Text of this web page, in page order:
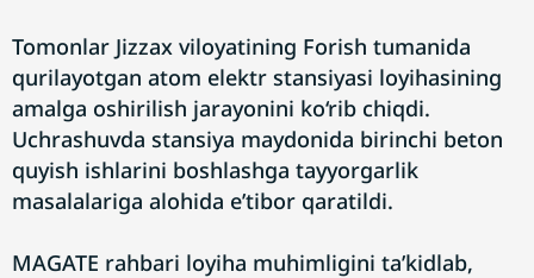
Tomonlar Jizzax viloyatining Forish tumanida
qurilayotgan atom elektr stansiyasi loyihasining
amalga oshirilish jarayonini ko‘rib chiqdi.
Uchrashuvda stansiya maydonida birinchi beton
quyish ishlarini boshlashga tayyorgarlik
masalalariga alohida e’tibor qaratildi.
MAGATE rahbari loyiha muhimligini ta’kidlab,